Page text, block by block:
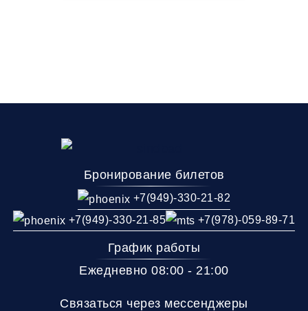
Бронирование билетов
+7(949)-330-21-82
+7(949)-330-21-85
+7(978)-059-89-71
График работы
Ежедневно 08:00 - 21:00
Связаться через мессенджеры